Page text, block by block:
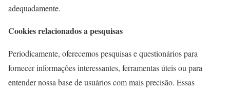
adequadamente.
Cookies relacionados a pesquisas
Periodicamente, oferecemos pesquisas e questionários para
fornecer informações interessantes, ferramentas úteis ou para
entender nossa base de usuários com mais precisão. Essas